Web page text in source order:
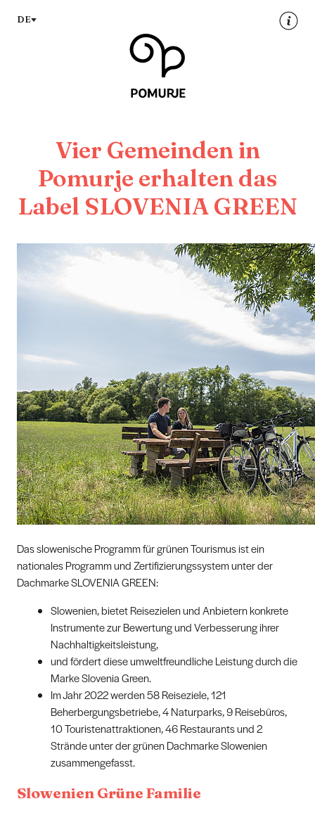
Na
DE
Vier Gemeinden in
Pomurje erhalten das
Label SLOVENIA GREEN
Das slowenische Programm für grünen Tourismus ist ein
nationales Programm und Zertifizierungssystem unter der
Dachmarke SLOVENIA GREEN:
Slowenien, bietet Reisezielen und Anbietern konkrete
Instrumente zur Bewertung und Verbesserung ihrer
Nachhaltigkeitsleistung,
und fördert diese umweltfreundliche Leistung durch die
Marke Slovenia Green.
Im Jahr 2022 werden 58 Reiseziele, 121
Beherbergungsbetriebe, 4 Naturparks, 9 Reisebüros,
10 Touristenattraktionen, 46 Restaurants und 2
Strände unter der grünen Dachmarke Slowenien
zusammengefasst.
Slowenien Grüne Familie